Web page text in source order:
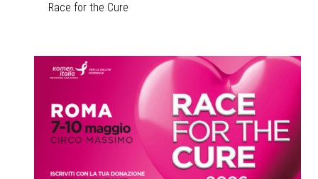
Race for the Cure